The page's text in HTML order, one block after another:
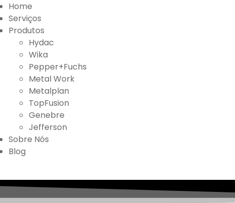
Home
Serviços
Produtos
Hydac
Wika
Pepper+Fuchs
Metal Work
Metalplan
TopFusion
Genebre
Jefferson
Sobre Nós
Blog